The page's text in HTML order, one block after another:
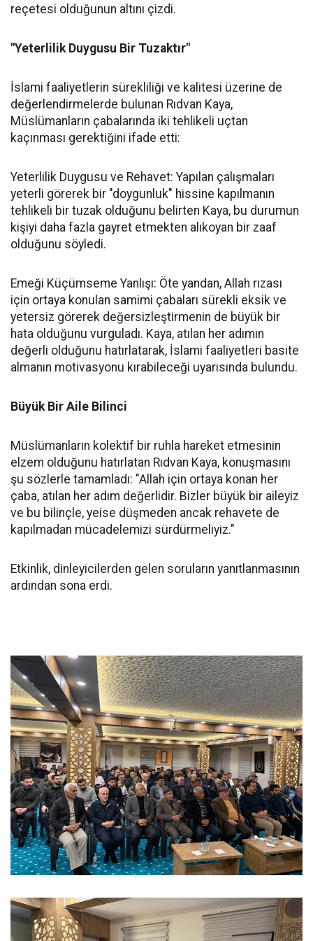
reçetesi olduğunun altını çizdi.
"Yeterlilik Duygusu Bir Tuzaktır"
İslami faaliyetlerin sürekliliği ve kalitesi üzerine de
değerlendirmelerde bulunan Rıdvan Kaya,
Müslümanların çabalarında iki tehlikeli uçtan
kaçınması gerektiğini ifade etti:
Yeterlilik Duygusu ve Rehavet: Yapılan çalışmaları
yeterli görerek bir "doygunluk" hissine kapılmanın
tehlikeli bir tuzak olduğunu belirten Kaya, bu durumun
kişiyi daha fazla gayret etmekten alıkoyan bir zaaf
olduğunu söyledi.
Emeği Küçümseme Yanlışı: Öte yandan, Allah rızası
için ortaya konulan samimi çabaları sürekli eksik ve
yetersiz görerek değersizleştirmenin de büyük bir
hata olduğunu vurguladı. Kaya, atılan her adımın
değerli olduğunu hatırlatarak, İslami faaliyetleri basite
almanın motivasyonu kırabileceği uyarısında bulundu.
Büyük Bir Aile Bilinci
Müslümanların kolektif bir ruhla hareket etmesinin
elzem olduğunu hatırlatan Rıdvan Kaya, konuşmasını
şu sözlerle tamamladı: "Allah için ortaya konan her
çaba, atılan her adım değerlidir. Bizler büyük bir aileyiz
ve bu bilinçle, yeise düşmeden ancak rehavete de
kapılmadan mücadelemizi sürdürmeliyiz."
Etkinlik, dinleyicilerden gelen soruların yanıtlanmasının
ardından sona erdi.